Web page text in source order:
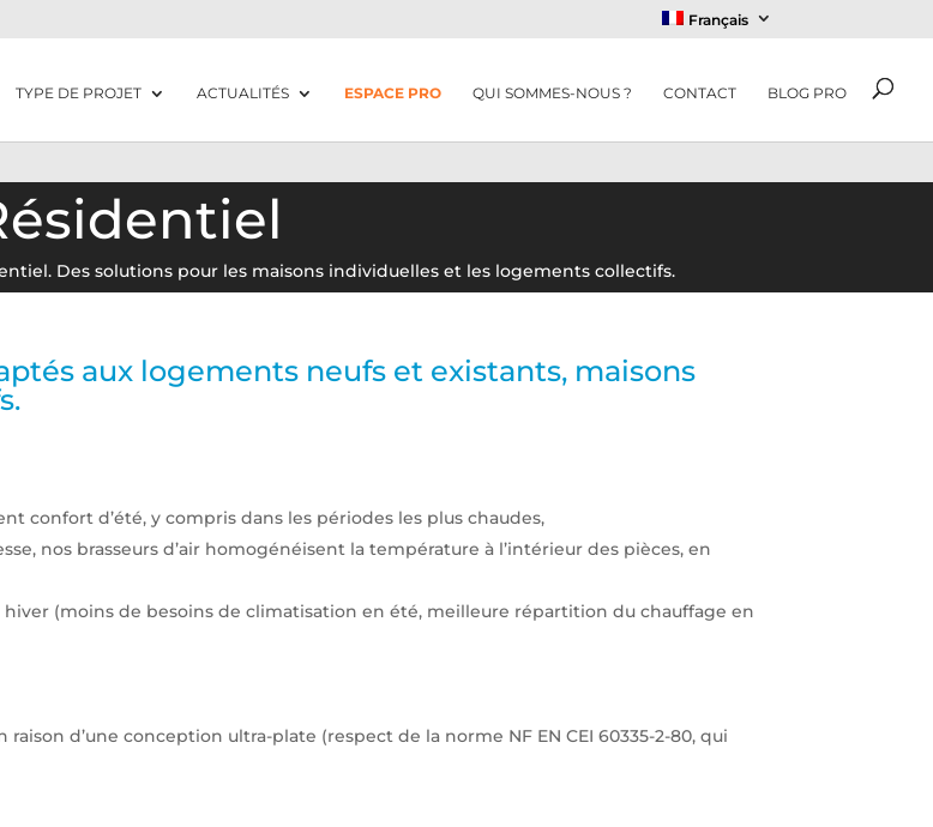
Français
TYPE DE PROJET ACTUALITÉS ESPACE PRO QUI SOMMES-NOUS ? CONTACT BLOG PRO
Des solutions pour les maisons individuelles et les logements collectifs.
aux logements neufs et existants, maisons
confort d’été, y compris dans les périodes les plus chaudes,
nos brasseurs d’air homogénéisent la température à l’intérieur des pièces, en
(moins de besoins de climatisation en été, meilleure répartition du chauffage en
d’une conception ultra-plate (respect de la norme NF EN CEI 60335-2-80, qui